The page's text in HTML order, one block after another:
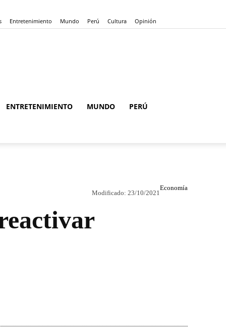
Entretenimiento Mundo Perú Cultura Opinión
ENTRETENIMIENTO MUNDO PERÚ
Economía
Modificado: 23/10/2021